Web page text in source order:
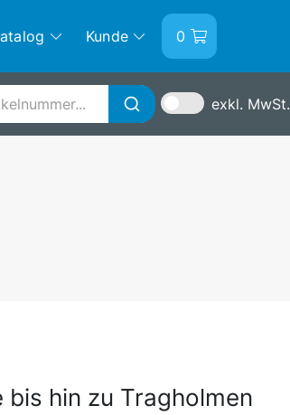
Kunde
Anmelden
0
exkl. MwSt.
hin zu Tragholmen